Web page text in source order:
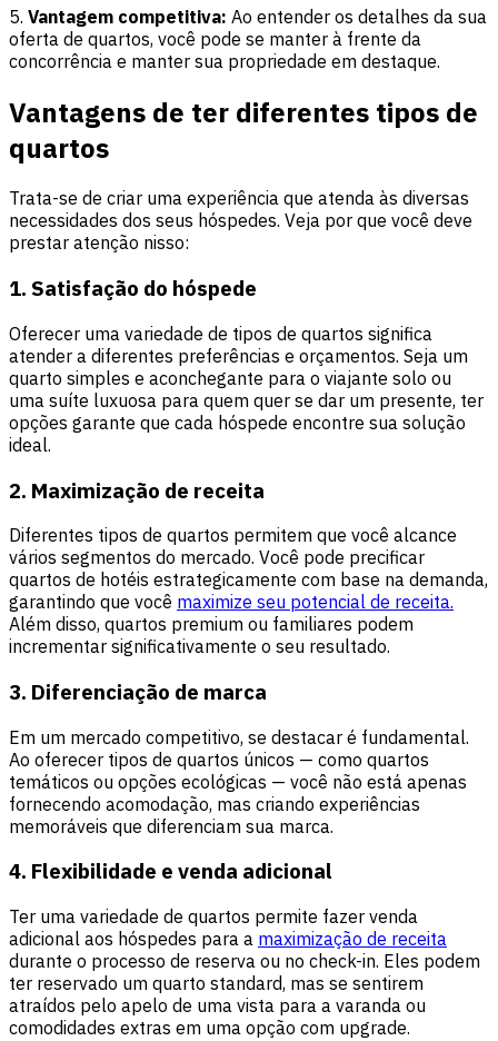
5. Vantagem competitiva: Ao entender os detalhes da sua
oferta de quartos, você pode se manter à frente da
concorrência e manter sua propriedade em destaque.
Vantagens de ter diferentes tipos de
quartos
Trata-se de criar uma experiência que atenda às diversas
necessidades dos seus hóspedes. Veja por que você deve
prestar atenção nisso:
1. Satisfação do hóspede
Oferecer uma variedade de tipos de quartos significa
atender a diferentes preferências e orçamentos. Seja um
quarto simples e aconchegante para o viajante solo ou
uma suíte luxuosa para quem quer se dar um presente, ter
opções garante que cada hóspede encontre sua solução
ideal.
2. Maximização de receita
Diferentes tipos de quartos permitem que você alcance
vários segmentos do mercado. Você pode precificar
quartos de hotéis estrategicamente com base na demanda,
garantindo que você maximize seu potencial de receita.
Além disso, quartos premium ou familiares podem
incrementar significativamente o seu resultado.
3. Diferenciação de marca
Em um mercado competitivo, se destacar é fundamental.
Ao oferecer tipos de quartos únicos — como quartos
temáticos ou opções ecológicas — você não está apenas
fornecendo acomodação, mas criando experiências
memoráveis que diferenciam sua marca.
4. Flexibilidade e venda adicional
Ter uma variedade de quartos permite fazer venda
adicional aos hóspedes para a maximização de receita
durante o processo de reserva ou no check-in. Eles podem
ter reservado um quarto standard, mas se sentirem
atraídos pelo apelo de uma vista para a varanda ou
comodidades extras em uma opção com upgrade.